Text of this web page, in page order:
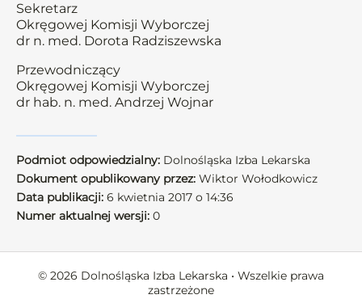
Sekretarz
Okręgowej Komisji Wyborczej
dr n. med. Dorota Radziszewska
Przewodniczący
Okręgowej Komisji Wyborczej
dr hab. n. med. Andrzej Wojnar
Podmiot odpowiedzialny: Dolnośląska Izba Lekarska
Dokument opublikowany przez: Wiktor Wołodkowicz
Data publikacji: 6 kwietnia 2017 o 14:36
Numer aktualnej wersji: 0
© 2026 Dolnośląska Izba Lekarska • Wszelkie prawa
zastrzeżone